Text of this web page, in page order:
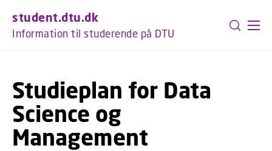
student.dtu.dk
Information til studerende på DTU
Studieplan for Data
Science og
Management